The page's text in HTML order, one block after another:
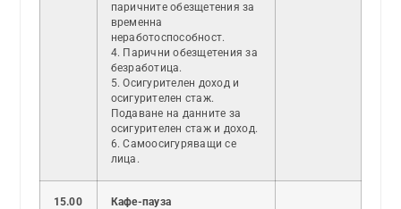
паричните обезщетения за
временна
неработоспособност.
4. Парични обезщетения за
безработица.
5. Осигурителен доход и
осигурителен стаж.
Подаване на данните за
осигурителен стаж и доход.
6. Самоосигуряващи се
лица.
15.00
Кафе-пауза